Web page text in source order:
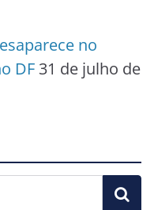
no
DF 31 de julho de